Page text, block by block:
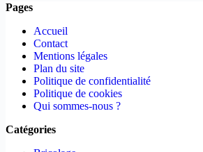
Pages
Accueil
Contact
Mentions légales
Plan du site
Politique de confidentialité
Politique de cookies
Qui sommes-nous ?
Catégories